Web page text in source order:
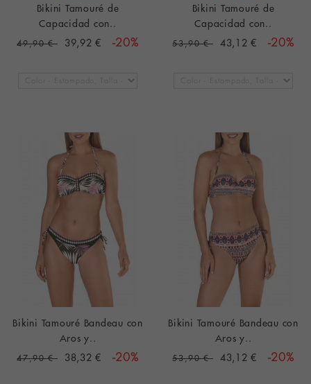
Bikini Tamouré de
Capacidad con..
49,90 € 39,92 € -20%
Bikini Tamouré de
Capacidad con..
53,90 € 43,12 € -20%
Bikini Tamouré Bandeau con
Aros y..
47,90 € 38,32 € -20%
Bikini Tamouré Bandeau con
Aros y..
53,90 € 43,12 € -20%